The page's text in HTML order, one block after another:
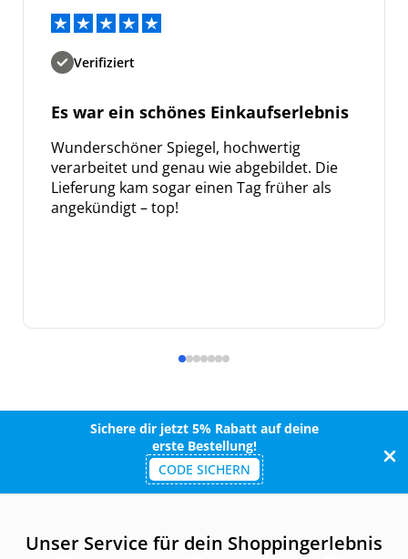
Verifiziert
Es war ein schönes Einkaufserlebnis
Wunderschöner Spiegel, hochwertig
verarbeitet und genau wie abgebildet. Die
Lieferung kam sogar einen Tag früher als
angekündigt – top!
Sichere dir jetzt 5% Rabatt auf deine
erste Bestellung!
CODE SICHERN
Unser Service für dein Shoppingerlebnis